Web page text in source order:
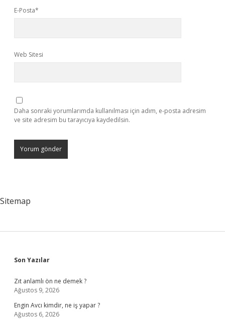
E-Posta*
Web Sitesi
Daha sonraki yorumlarımda kullanılması için adım, e-posta adresim
ve site adresim bu tarayıcıya kaydedilsin.
Sitemap
Sidebar
Son Yazılar
Zıt anlamlı ön ne demek ?
Ağustos 9, 2026
Engin Avcı kimdir, ne iş yapar ?
Ağustos 6, 2026